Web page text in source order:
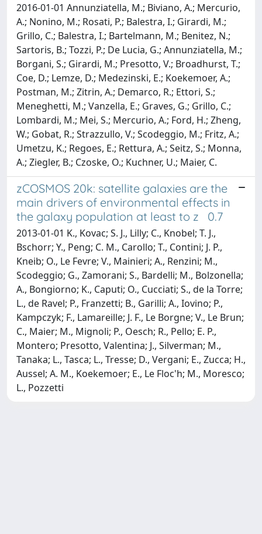
2016-01-01 Annunziatella, M.; Biviano, A.; Mercurio,
A.; Nonino, M.; Rosati, P.; Balestra, I.; Girardi, M.;
Grillo, C.; Balestra, I.; Bartelmann, M.; Benitez, N.;
Sartoris, B.; Tozzi, P.; De Lucia, G.; Annunziatella, M.;
Borgani, S.; Girardi, M.; Presotto, V.; Broadhurst, T.;
Coe, D.; Lemze, D.; Medezinski, E.; Koekemoer, A.;
Postman, M.; Zitrin, A.; Demarco, R.; Ettori, S.;
Meneghetti, M.; Vanzella, E.; Graves, G.; Grillo, C.;
Lombardi, M.; Mei, S.; Mercurio, A.; Ford, H.; Zheng,
W.; Gobat, R.; Strazzullo, V.; Scodeggio, M.; Fritz, A.;
Umetzu, K.; Regoes, E.; Rettura, A.; Seitz, S.; Monna,
A.; Ziegler, B.; Czoske, O.; Kuchner, U.; Maier, C.
zCOSMOS 20k: satellite galaxies are the
main drivers of environmental effects in
the galaxy population at least to z 0.7
2013-01-01 K., Kovac; S. J., Lilly; C., Knobel; T. J.,
Bschorr; Y., Peng; C. M., Carollo; T., Contini; J. P.,
Kneib; O., Le Fevre; V., Mainieri; A., Renzini; M.,
Scodeggio; G., Zamorani; S., Bardelli; M., Bolzonella;
A., Bongiorno; K., Caputi; O., Cucciati; S., de la Torre;
L., de Ravel; P., Franzetti; B., Garilli; A., Iovino; P.,
Kampczyk; F., Lamareille; J. F., Le Borgne; V., Le Brun;
C., Maier; M., Mignoli; P., Oesch; R., Pello; E. P.,
Montero; Presotto, Valentina; J., Silverman; M.,
Tanaka; L., Tasca; L., Tresse; D., Vergani; E., Zucca; H.,
Aussel; A. M., Koekemoer; E., Le Floc'h; M., Moresco;
L., Pozzetti